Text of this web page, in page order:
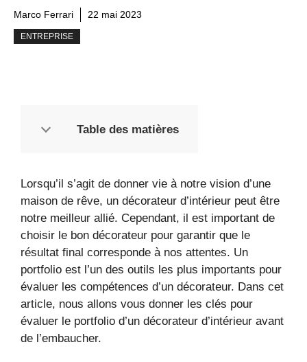
Marco Ferrari 22 mai 2023
ENTREPRISE
Table des matières
Lorsqu’il s’agit de donner vie à notre vision d’une
maison de rêve, un décorateur d’intérieur peut être
notre meilleur allié. Cependant, il est important de
choisir le bon décorateur pour garantir que le
résultat final corresponde à nos attentes. Un
portfolio est l’un des outils les plus importants pour
évaluer les compétences d’un décorateur. Dans cet
article, nous allons vous donner les clés pour
évaluer le portfolio d’un décorateur d’intérieur avant
de l’embaucher.